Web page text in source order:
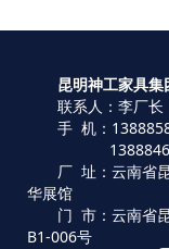
昆明神工家具集
联系人：李厂长
手 机：
厂 址：云南省
华展馆
门 市：云南省
B1-006号